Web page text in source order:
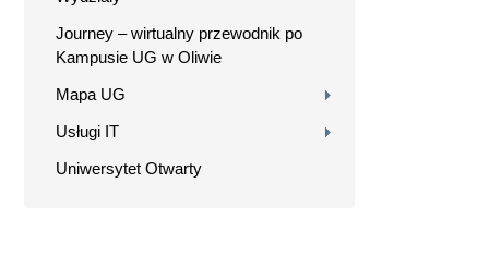
Journey – wirtualny przewodnik po
Kampusie UG w Oliwie
Mapa UG
Usługi IT
Uniwersytet Otwarty